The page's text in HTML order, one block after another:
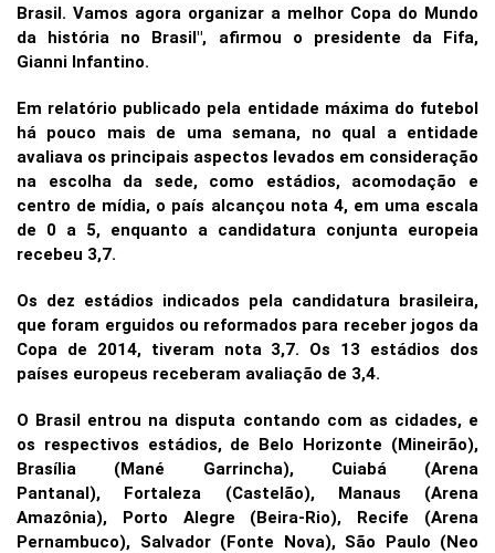
Brasil. Vamos agora organizar a melhor Copa do Mundo
da história no Brasil", afirmou o presidente da Fifa,
Gianni Infantino.
Em relatório publicado pela entidade máxima do futebol
há pouco mais de uma semana, no qual a entidade
avaliava os principais aspectos levados em consideração
na escolha da sede, como estádios, acomodação e
centro de mídia, o país alcançou nota 4, em uma escala
de 0 a 5, enquanto a candidatura conjunta europeia
recebeu 3,7.
Os dez estádios indicados pela candidatura brasileira,
que foram erguidos ou reformados para receber jogos da
Copa de 2014, tiveram nota 3,7. Os 13 estádios dos
países europeus receberam avaliação de 3,4.
O Brasil entrou na disputa contando com as cidades, e
os respectivos estádios, de Belo Horizonte (Mineirão),
Brasília (Mané Garrincha), Cuiabá (Arena
Pantanal), Fortaleza (Castelão), Manaus (Arena
Amazônia), Porto Alegre (Beira-Rio), Recife (Arena
Pernambuco), Salvador (Fonte Nova), São Paulo (Neo